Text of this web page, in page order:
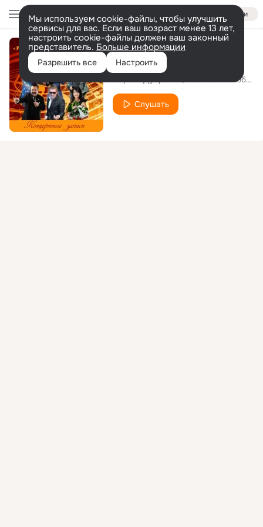
Войти
Мы используем cookie-файлы, чтобы улучшить
сервисы для вас. Если ваш возраст менее 13 лет,
настроить cookie-файлы должен ваш законный
представитель. Больше информации
Разрешить все Настроить
Осенние листья
Шепилова Любовь
Слушать